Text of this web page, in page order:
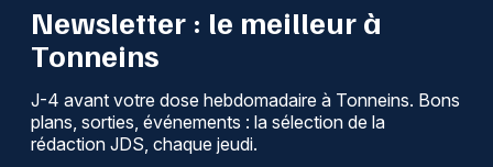
Newsletter : le meilleur à
Tonneins
J-4 avant votre dose hebdomadaire à Tonneins. Bons
plans, sorties, événements : la sélection de la
rédaction JDS, chaque jeudi.